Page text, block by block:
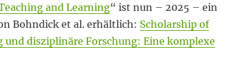
and Learning“ ist nun – 2025 – ein
Bohndick et al. erhältlich: Scholarship of
und disziplinäre Forschung: Eine komplexe